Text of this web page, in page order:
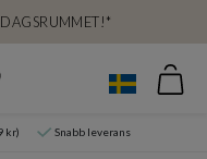
kr) Snabb leverans